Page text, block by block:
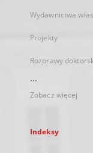
Wydawnictwa
Projekty
Rozprawy
...
Zobacz więcej
Indeksy